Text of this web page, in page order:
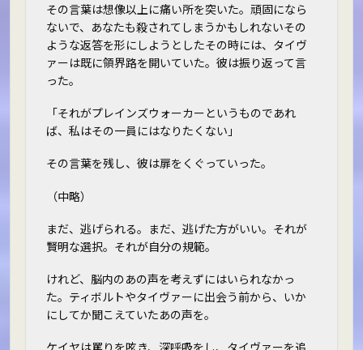
その言葉は想像以上に痛い所を突いた。頑固になら
ないで、あなたも殺されてしまうかもしれない――その
ような返答を形にしようとしたその時には、タイヴ
ァーは既に領界路を開いていた。彼は振り返って言
った。
「それがプレインズウォーカーというものであれ
ば、私はその一員にはなりたくない」
その言葉を残し、彼は扉をくぐっていった。
（中略）
まだ、逃げられる。まだ、逃げた方がいい。それが
賢明な選択。それが自分の規範。
けれど、脳内のあの声を考えずにはいられなかっ
た。ティボルトやタイヴァーに出会う前から、いか
にしてか聞こえていたあの声を。